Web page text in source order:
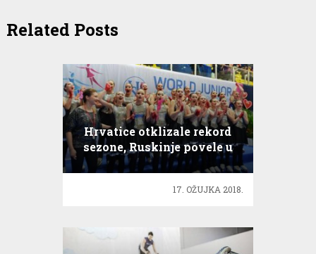
Related Posts
Hrvatice otklizale rekord
sezone, Ruskinje povele u
Ledenoj
17. OŽUJKA 2018.